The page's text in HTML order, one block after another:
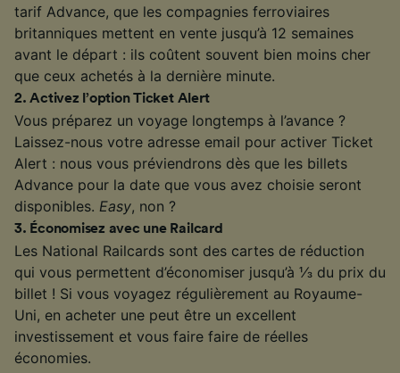
tarif Advance, que les compagnies ferroviaires
britanniques mettent en vente jusqu’à 12 semaines
avant le départ : ils coûtent souvent bien moins cher
que ceux achetés à la dernière minute.
2.Activez l’option Ticket Alert
Vous préparez un voyage longtemps à l’avance ?
Laissez-nous votre adresse email pour activer Ticket
Alert : nous vous préviendrons dès que les billets
Advance pour la date que vous avez choisie seront
disponibles. Easy, non ?
3. Économisez avec une Railcard
Les National Railcards sont des cartes de réduction
qui vous permettent d’économiser jusqu’à ⅓ du prix du
billet ! Si vous voyagez régulièrement au Royaume-
Uni, en acheter une peut être un excellent
investissement et vous faire faire de réelles
économies.